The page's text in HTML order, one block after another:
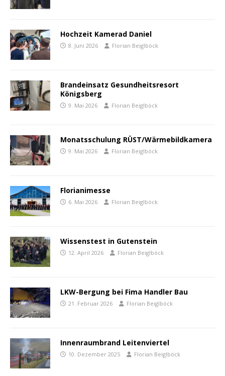
Hochzeit Kamerad Daniel
8. Juni 2026 Florian Beiglböck
Brandeinsatz Gesundheitsresort
Königsberg
9. Mai 2026 Florian Beiglböck
Monatsschulung RÜST/Wärmebildkamera
9. Mai 2026 Florian Beiglböck
Florianimesse
6. Mai 2026 Florian Beiglböck
Wissenstest in Gutenstein
12. April 2026 Florian Beiglböck
LKW-Bergung bei Fima Handler Bau
21. Februar 2026 Florian Beiglböck
Innenraumbrand Leitenviertel
10. Dezember 2025 Florian Beiglböck